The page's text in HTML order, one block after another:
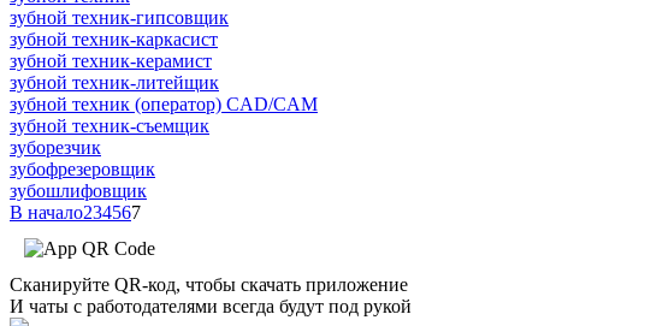
зубной техник-гипсовщик
зубной техник-каркасист
зубной техник-керамист
зубной техник-литейщик
зубной техник (оператор) CAD/CAM
зубной техник-съемщик
зуборезчик
зубофрезеровщик
зубошлифовщик
В начало234567
Сканируйте QR-код, чтобы скачать приложение
И чаты с работодателями всегда будут под рукой